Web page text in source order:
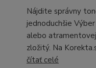
Nájdite správny
jednoduchšie
alebo
zložitý. Na
čítať celé